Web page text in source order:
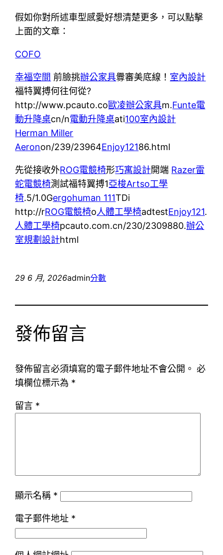
假如你對所述車型感愛好想清楚更多，可以點擊
上面的文章：
COFO
幸福空間 前臉挑辦公家具釁審美底線！ 室內設計
福特翼搏何往何從?
http://www.pcauto.co歐凌辦公家具m.Funte電
動升降桌cn/n電動升降桌ati100室內設計
Herman Miller
Aeronon/239/23964Enjoy12186.html
先從接收外ROG電競椅形巧寓設計開端 Razer雷
蛇電競椅測試福特翼搏1亞梭Artso工學
椅.5/1.0Gergohuman 111TDi
http://rROG電競椅o人體工學椅adtestEnjoy121.
人體工學椅pcauto.com.cn/230/2309880.辦公
室規劃設計html
29 6 月, 2026admin分數
發佈留言
發佈留言必須填寫的電子郵件地址不會公開。 必
填欄位標示為 *
留言 *
顯示名稱 *
電子郵件地址 *